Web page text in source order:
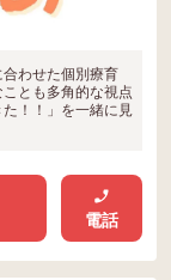
わせた個別療育
とも多角的な視点
！！」を一緒に見
電話